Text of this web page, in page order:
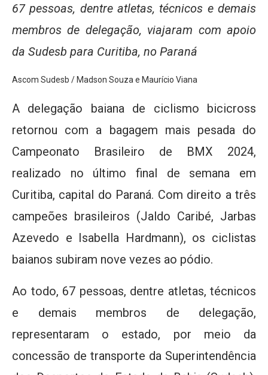
67 pessoas, dentre atletas, técnicos e demais
membros de delegação, viajaram com apoio
da Sudesb para Curitiba, no Paraná
Ascom Sudesb / Madson Souza e Maurício Viana
A delegação baiana de ciclismo bicicross
retornou com a bagagem mais pesada do
Campeonato Brasileiro de BMX 2024,
realizado no último final de semana em
Curitiba, capital do Paraná. Com direito a três
campeões brasileiros (Jaldo Caribé, Jarbas
Azevedo e Isabella Hardmann), os ciclistas
baianos subiram nove vezes ao pódio.
Ao todo, 67 pessoas, dentre atletas, técnicos
e demais membros de delegação,
representaram o estado, por meio da
concessão de transporte da Superintendência